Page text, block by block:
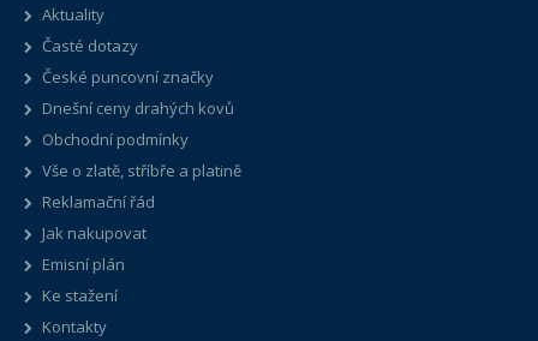
Aktuality
Časté dotazy
České puncovní značky
Dnešní ceny drahých kovů
Obchodní podmínky
Vše o zlatě, stříbře a platině
Reklamační řád
Jak nakupovat
Emisní plán
Ke stažení
Kontakty